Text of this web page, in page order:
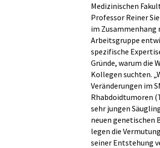
Medizinischen
Professor Reiner
im Zusammenhang
Arbeitsgruppe
spezifische
Gründe, warum die
Kollegen suchten.
Veränderungen im
Rhabdoidtumoren
sehr jungen
neuen genetischen
legen die
seiner Entstehung